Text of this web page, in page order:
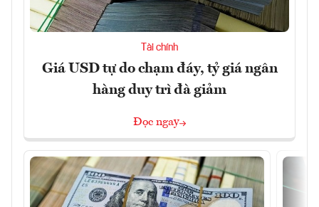
Tài chính
Giá USD tự do chạm đáy, tỷ giá ngân
hàng duy trì đà giảm
Đọc ngay